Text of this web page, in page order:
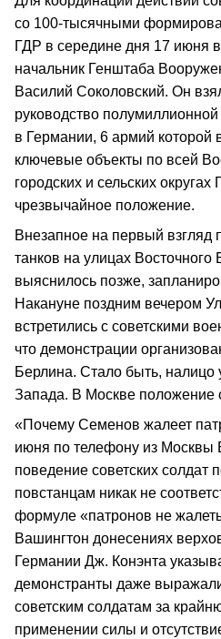
со 100-тысячными
ГДР в середине дня 17 июня
начальник Генштаба
Василий Соколовский. Он
руководство полумиллионной
в Германии, 6 армий которой
ключевые объекты по всей
городских и сельских
чрезвычайное положение.
Внезапное на первый взгляд
танков на улицах Восточного
выяснилось позже,
Накануне поздним вечером
встретились с советскими
что демонстрации
Берлина. Стало быть, налицо
Запада. В Москве положение
«Почему Семенов жалеет
июня по телефону из Москвы
поведение советских солдат
повстанцам никак не
формуле «патронов не
Вашингтон донесениях
Германии Дж. Конэнта
демонстранты даже
советским солдатам за
применении силы и